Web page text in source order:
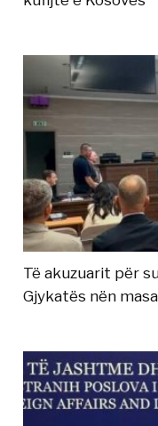
Të akuzuarit për
Gjykatës nën